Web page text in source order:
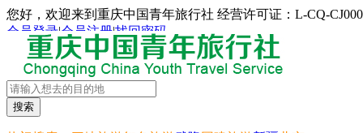
您好，欢迎来到重庆中国青年旅行社 经营许可证：L-CQ-
会员登录|会员注册|找回密码
搜索